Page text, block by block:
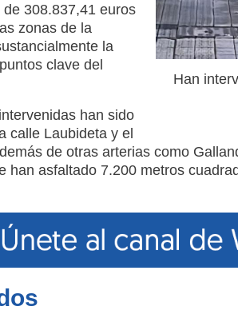
Han
308.837,41 euros
zonas de la
la
clave del
han sido
calle Laubideta y el
de otras arterias como
han asfaltado 7.200 metros